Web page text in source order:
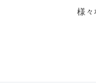
様々